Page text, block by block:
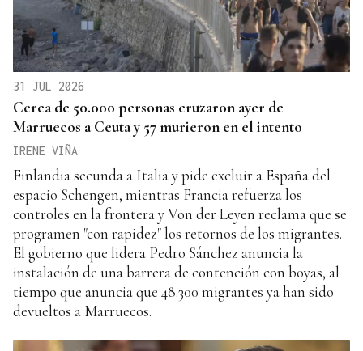
31 JUL 2026
Cerca de 50.000 personas cruzaron ayer de
Marruecos a Ceuta y 57 murieron en el intento
IRENE VIÑA
Finlandia secunda a Italia y pide excluir a España del
espacio Schengen, mientras Francia refuerza los
controles en la frontera y Von der Leyen reclama que se
programen "con rapidez" los retornos de los migrantes.
El gobierno que lidera Pedro Sánchez anuncia la
instalación de una barrera de contención con boyas, al
tiempo que anuncia que 48.300 migrantes ya han sido
devueltos a Marruecos.